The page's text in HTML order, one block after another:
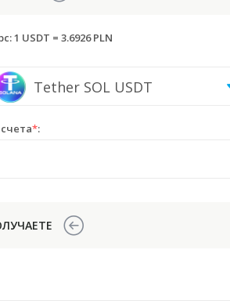
1 USDT = 3.6926 PLN
Tether SOL USDT
*: